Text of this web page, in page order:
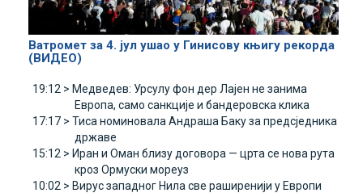
Ватромет за 4. јул ушао у Гинисову књигу рекорда
(ВИДЕО)
19:12 > Медведев: Урсулу фон дер Лајен не занима
Европа, само санкције и бандеровска клика
17:17 > Тиса номиновала Андраша Баку за предсједника
државе
15:12 > Иран и Оман близу договора — црта се нова рута
кроз Ормуски мореуз
10:02 > Вирус западног Нила све раширенији у Европи